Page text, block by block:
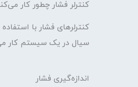
کنترلر فشار چطور کار
کنترلرهای فشار با
سیال در یک سیستم کار
اندازه‌گیری فشار